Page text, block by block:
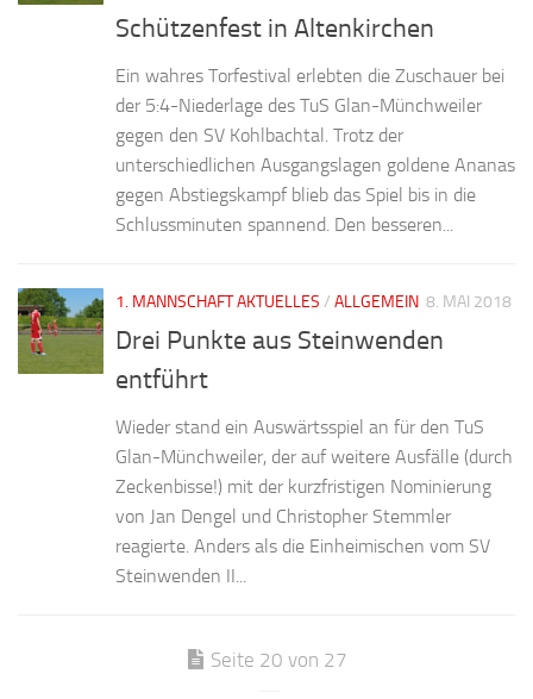
Schützenfest in Altenkirchen
Ein wahres Torfestival erlebten die Zuschauer bei
der 5:4-Niederlage des TuS Glan-Münchweiler
gegen den SV Kohlbachtal. Trotz der
unterschiedlichen Ausgangslagen goldene Ananas
gegen Abstiegskampf blieb das Spiel bis in die
Schlussminuten spannend. Den besseren...
1. MANNSCHAFT AKTUELLES / ALLGEMEIN 8. MAI 2018
Drei Punkte aus Steinwenden
entführt
Wieder stand ein Auswärtsspiel an für den TuS
Glan-Münchweiler, der auf weitere Ausfälle (durch
Zeckenbisse!) mit der kurzfristigen Nominierung
von Jan Dengel und Christopher Stemmler
reagierte. Anders als die Einheimischen vom SV
Steinwenden II...
Seite 20 von 27